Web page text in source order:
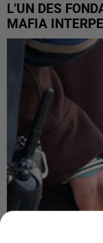
L’UN DES
MAFIA